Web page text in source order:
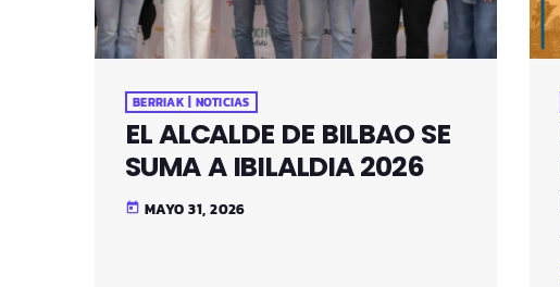
BERRIAK | NOTICIAS
EL ALCALDE DE BILBAO SE
SUMA A IBILALDIA 2026
today MAYO 31, 2026